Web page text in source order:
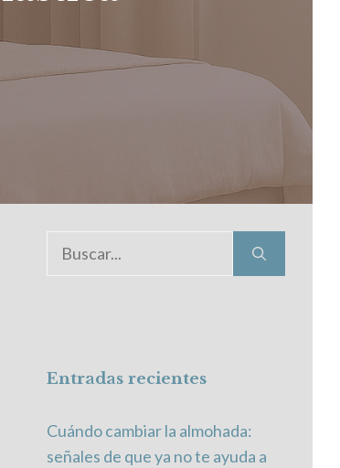
Buscar:
Entradas recientes
Cuándo cambiar la almohada:
señales de que ya no te ayuda a